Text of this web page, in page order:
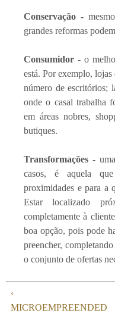
Conservação -
grandes reformas
Consumidor - o
está. Por exemplo,
número de escritórios;
onde o casal trabalha
em áreas nobres,
butiques.
Transformações -
casos, é aquela
proximidades e para a
Estar localizado
completamente à
boa opção, pois pode
preencher,
o conjunto de ofertas
‹
MICROEMPREENDED